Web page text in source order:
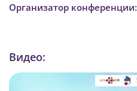
Организатор конференции:
Видео: